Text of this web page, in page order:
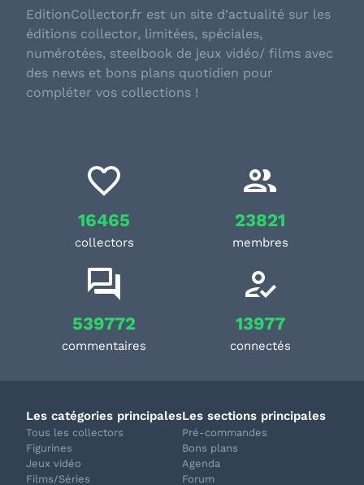
EditionCollector.fr est un site d'actualité sur les
éditions collector, limitées, spéciales,
numérotées, steelbook de jeux vidéo/ films avec
des news et bons plans quotidien pour
compléter vos collections !
16465
collectors
23821
membres
539772
commentaires
13977
connectés
Les catégories principales
Tous les collectors
Figurines
Jeux vidéo
Films/Séries
Les sections principales
Pré-commandes
Bons plans
Agenda
Forum